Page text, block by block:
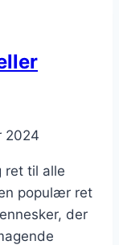
2024
ret til alle
populær ret
der